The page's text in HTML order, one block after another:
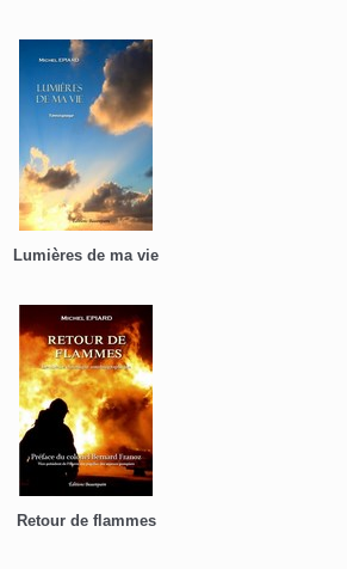
Lumières de ma vie
Retour de flammes